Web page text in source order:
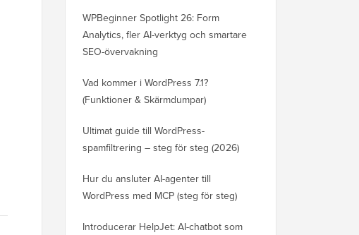
WPBeginner Spotlight 26: Form
Analytics, fler AI-verktyg och smartare
SEO-övervakning
Vad kommer i WordPress 7.1?
(Funktioner & Skärmdumpar)
Ultimat guide till WordPress-
spamfiltrering – steg för steg (2026)
Hur du ansluter AI-agenter till
WordPress med MCP (steg för steg)
Introducerar HelpJet: AI-chatbot som